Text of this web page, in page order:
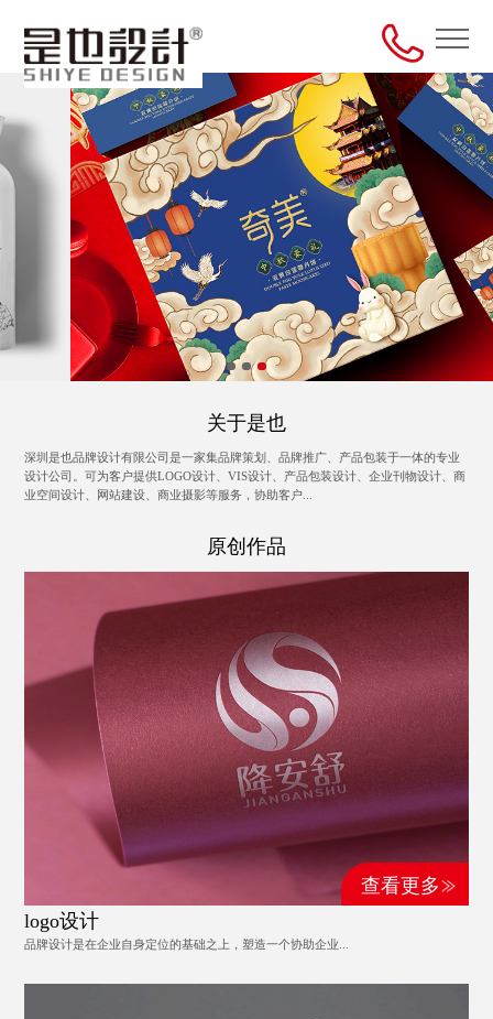
关于是也
深圳是也品牌设计有限公司是一家集品牌策划、品牌推广、产品包装于一体的专业
设计公司。可为客户提供LOGO设计、VIS设计、产品包装设计、企业刊物设计、商
业空间设计、网站建设、商业摄影等服务，协助客户...
原创作品
查看更多
logo设计
品牌设计是在企业自身定位的基础之上，塑造一个协助企业...